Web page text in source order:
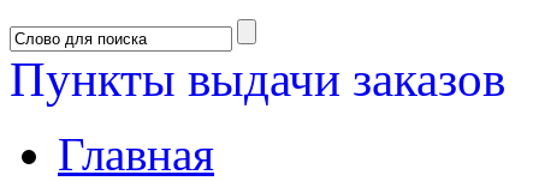
Пункты выдачи заказов
Главная